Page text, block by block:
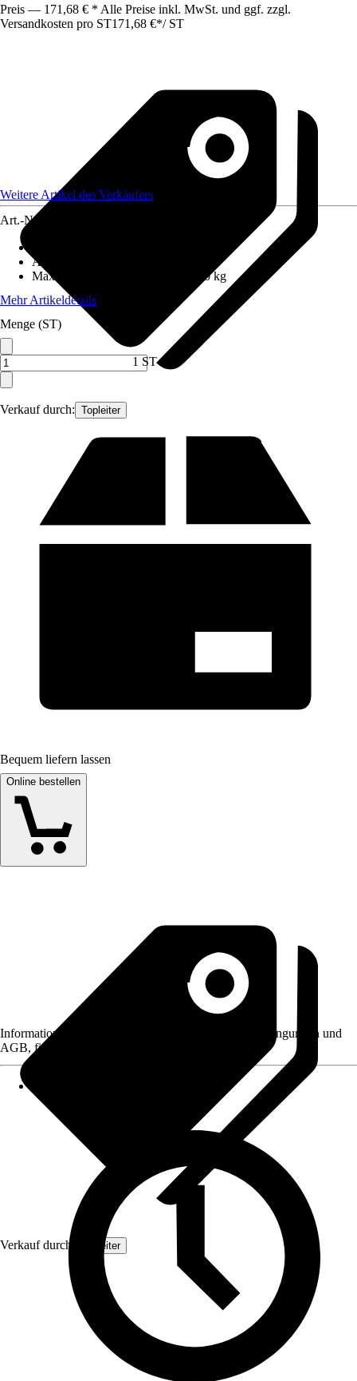
Preis — 171,68 € * Alle Preise inkl. MwSt. und ggf. zzgl.
Versandkosten pro ST171,68 €*/ ST
Verkauf durch: Topleiter
Weitere Artikel des Verkäufers
Art.-Nr.
Arbeitshöhe
Maximales Belastungsgewicht
150 kg
Mehr Artikeldetails
Menge (ST)
1 ST
Bequem liefern lassen
Online bestellen
Verkauf durch: Topleiter
Informationen des Verkäufers, wie z. B. Rückgabebedingungen und
AGB, finden Sie bei Klick auf den Verkäufernamen.